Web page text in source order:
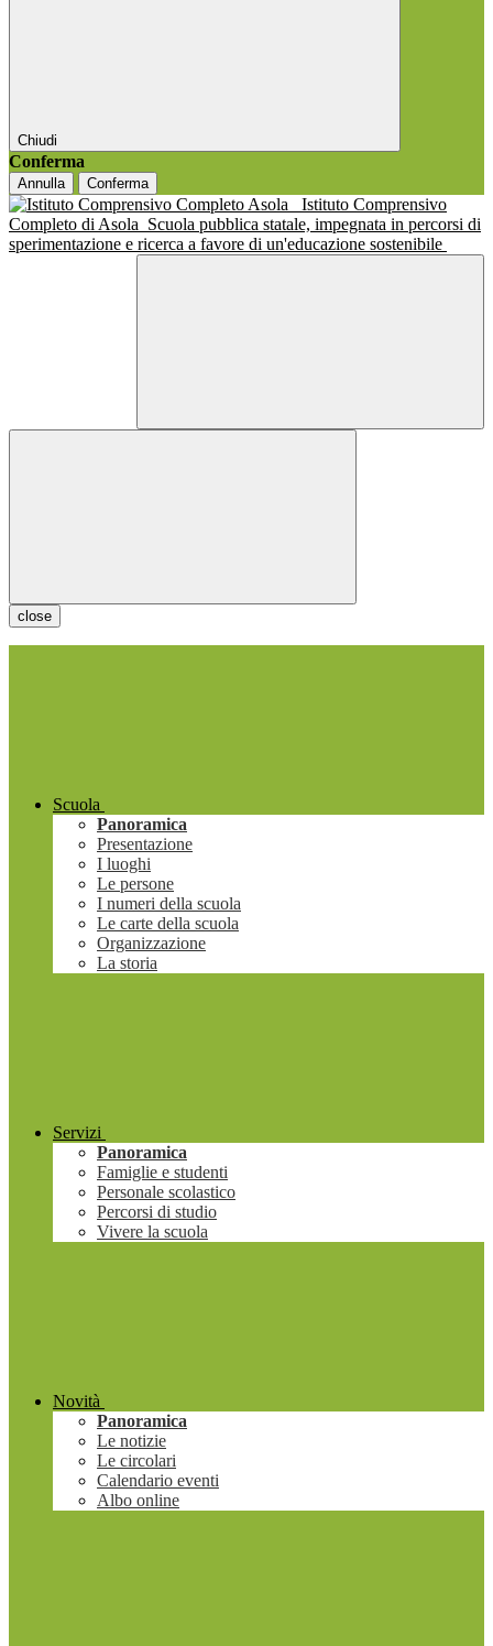
Chiudi
Conferma
Annulla Conferma
Istituto Comprensivo
Completo di Asola Scuola pubblica statale, impegnata in percorsi di
sperimentazione e ricerca a favore di un'educazione sostenibile
close
Scuola
Panoramica
Presentazione
I luoghi
Le persone
I numeri della scuola
Le carte della scuola
Organizzazione
La storia
Servizi
Panoramica
Famiglie e studenti
Personale scolastico
Percorsi di studio
Vivere la scuola
Novità
Panoramica
Le notizie
Le circolari
Calendario eventi
Albo online